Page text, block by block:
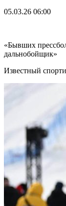
05.03.26 06:00
«Бывших
дальнобойщик»
Известный